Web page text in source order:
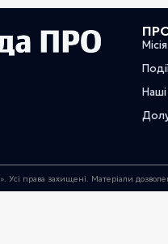
права захищені. Матеріали